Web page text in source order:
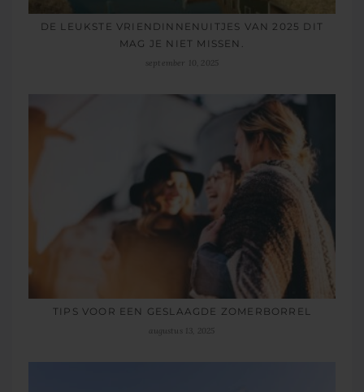
DE LEUKSTE VRIENDINNENUITJES VAN 2025 DIT
MAG JE NIET MISSEN.
september 10, 2025
TIPS VOOR EEN GESLAAGDE ZOMERBORREL
augustus 13, 2025